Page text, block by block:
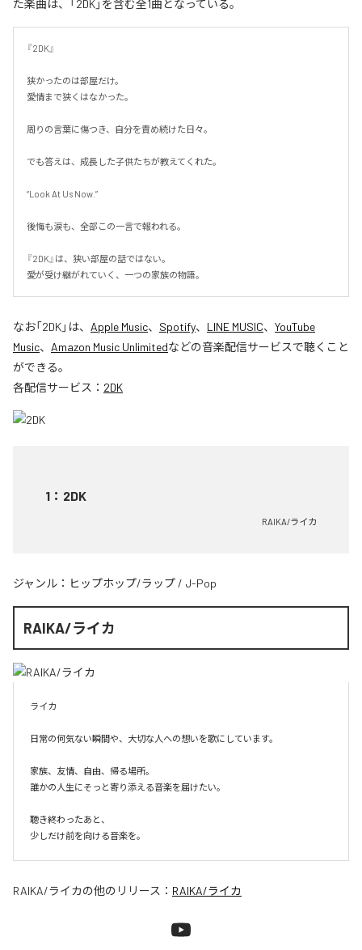
た楽曲は、「2DK」を含む全1曲となっている。
『2DK』
狭かったのは部屋だけ。
愛情まで狭くはなかった。
周りの言葉に傷つき、自分を責め続けた日々。
でも答えは、成長した子供たちが教えてくれた。
“Look At Us Now.”
後悔も涙も、全部この一言で報われる。
『2DK』は、狭い部屋の話ではない。
愛が受け継がれていく、一つの家族の物語。
なお「2DK」は、 Apple Music、 Spotify、 LINE MUSIC、 YouTube
Music、 Amazon Music Unlimitedなどの音楽配信サービスで聴くこと
ができる。
各配信サービス： 2DK
1 ： 2DK
RAIKA/ライカ
ジャンル： ヒップホップ/ラップ / J-Pop
RAIKA/ライカ
ライカ
日常の何気ない瞬間や、大切な人への想いを歌にしています。
家族、友情、自由、帰る場所。
誰かの人生にそっと寄り添える音楽を届けたい。
聴き終わったあと、
少しだけ前を向ける音楽を。
RAIKA/ライカの他のリリース： RAIKA/ライカ